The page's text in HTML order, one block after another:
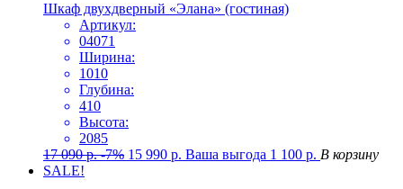
Шкаф двухдверный «Элана» (гостиная)
Артикул:
04071
Ширина:
1010
Глубина:
410
Высота:
2085
17 090р. -7% 15 990 р. Ваша выгода 1 100 р. В корзину
SALE!